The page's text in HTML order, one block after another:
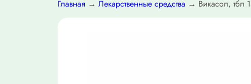
Главная → Лекарственные средства → Викасол, тбл